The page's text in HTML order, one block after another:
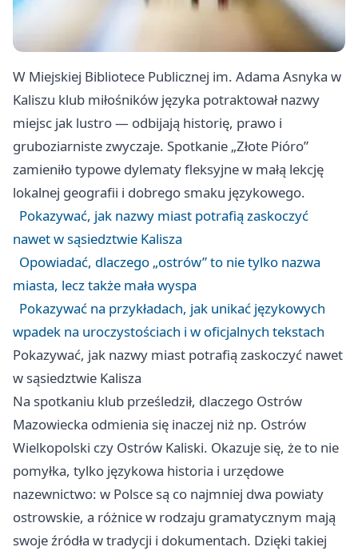
W Miejskiej Bibliotece Publicznej im. Adama Asnyka w
Kaliszu klub miłośników języka potraktował nazwy
miejsc jak lustro — odbijają historię, prawo i
gruboziarniste zwyczaje. Spotkanie „Złote Pióro”
zamieniło typowe dylematy fleksyjne w małą lekcję
lokalnej geografii i dobrego smaku językowego.
Pokazywać, jak nazwy miast potrafią zaskoczyć
nawet w sąsiedztwie Kalisza
Opowiadać, dlaczego „ostrów” to nie tylko nazwa
miasta, lecz także mała wyspa
Pokazywać na przykładach, jak unikać językowych
wpadek na uroczystościach i w oficjalnych tekstach
Pokazywać, jak nazwy miast potrafią zaskoczyć nawet
w sąsiedztwie Kalisza
Na spotkaniu klub prześledził, dlaczego Ostrów
Mazowiecka odmienia się inaczej niż np. Ostrów
Wielkopolski czy Ostrów Kaliski. Okazuje się, że to nie
pomyłka, tylko językowa historia i urzędowe
nazewnictwo: w Polsce są co najmniej dwa powiaty
ostrowskie, a różnice w rodzaju gramatycznym mają
swoje źródła w tradycji i dokumentach. Dzięki takiej